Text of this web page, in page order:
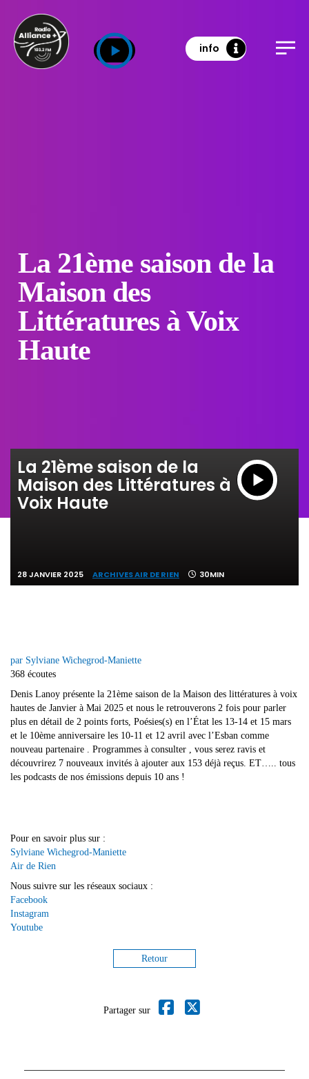
info
La 21ème saison de la
Maison des
Littératures à Voix
Haute
La 21ème saison de la
Maison des Littératures à
Voix Haute
28 JANVIER 2025 ARCHIVES AIR DE RIEN 30MIN
par Sylviane Wichegrod-Maniette
368 écoutes
Denis Lanoy présente la 21ème saison de la Maison des littératures à voix
hautes de Janvier à Mai 2025 et nous le retrouverons 2 fois pour parler
plus en détail de 2 points forts, Poésies(s) en l’État les 13-14 et 15 mars
et le 10ème anniversaire les 10-11 et 12 avril avec l’Esban comme
nouveau partenaire . Programmes à consulter , vous serez ravis et
découvrirez 7 nouveaux invités à ajouter aux 153 déjà reçus. ET….. tous
les podcasts de nos émissions depuis 10 ans !
Pour en savoir plus sur :
Sylviane Wichegrod-Maniette
Air de Rien
Nous suivre sur les réseaux sociaux :
Facebook
Instagram
Youtube
Retour
Partager sur